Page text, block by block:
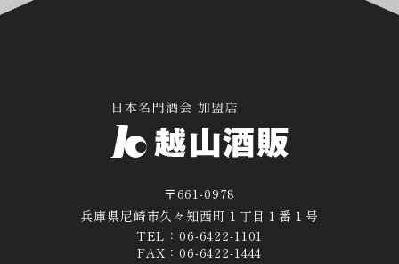
〒661-0978
兵庫県尼崎市久々知西町１丁目１番１号
TEL：06-6422-1101
FAX：06-6422-1444